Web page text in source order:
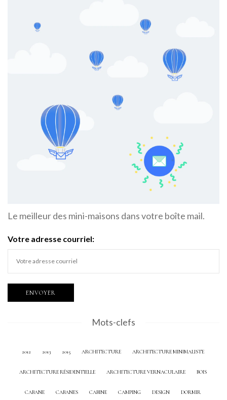
Le meilleur des mini-maisons dans votre boîte mail.
Votre adresse courriel:
Mots-clefs
2012 2013 2015 ARCHITECTURE ARCHITECTURE MINIMALISTE
ARCHITECTURE RÉSIDENTIELLE ARCHITECTURE VERNACULAIRE BOIS
CABANE CABANES CABINE CAMPING DESIGN DORMIR